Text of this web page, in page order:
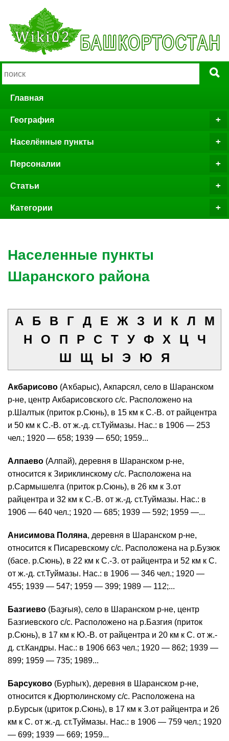
Главная
География
Населённые пункты
Персоналии
Статьи
Категории
Населенные пункты
Шаранского района
А Б В Г Д Е Ж З И К Л
М
Н
О П Р С Т У Ф Х Ц
Ч
Ш
Щ Ы Э Ю Я
Акбарисово (Аҡбарыс), Акпарсял, село в Шаранском
р-не, центр Акбарисовского с/с. Расположено на
р.Шалтык (приток р.Сюнь), в 15 км к С.-В. от райцентра
и 50 км к С.-В. от ж.-д. ст.Туймазы. Нас.: в 1906 — 253
чел.; 1920 — 658; 1939 — 650; 1959...
Алпаево (Алпай), деревня в Шаранском р-не,
относится к Зириклинскому с/с. Расположена на
р.Сармышелга (приток р.Сюнь), в 26 км к З.от
райцентра и 32 км к С.-В. от ж.-д. ст.Туймазы. Нас.: в
1906 — 640 чел.; 1920 — 685; 1939 — 592; 1959 —...
Анисимова Поляна, деревня в Шаранском р-не,
относится к Писаревскому с/с. Расположена на р.Бузюк
(басе. р.Сюнь), в 22 км к С.-З. от райцентра и 52 км к С.
от ж.-д. ст.Туймазы. Нас.: в 1906 — 346 чел.; 1920 —
455; 1939 — 547; 1959 — 399; 1989 — 112;...
Базгиево (Баҙғыя), село в Шаранском р-не, центр
Базгиевского с/с. Расположено на р.Базгия (приток
р.Сюнь), в 17 км к Ю.-В. от райцентра и 20 км к С. от ж.-
д. ст.Кандры. Нас.: в 1906 663 чел.; 1920 — 862; 1939 —
899; 1959 — 735; 1989...
Барсуково (Бурһыҡ), деревня в Шаранском р-не,
относится к Дюртюлинскому с/с. Расположена на
р.Бурсык (цриток р.Сюнь), в 17 км к З.от райцентра и 26
км к С. от ж.-д. ст.Туймазы. Нас.: в 1906 — 759 чел.; 1920
— 699; 1939 — 669; 1959...